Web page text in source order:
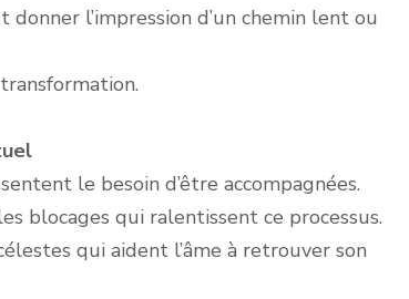
l’impression d’un chemin lent ou
le besoin d’être accompagnées.
blocages qui ralentissent ce processus.
qui aident l’âme à retrouver son